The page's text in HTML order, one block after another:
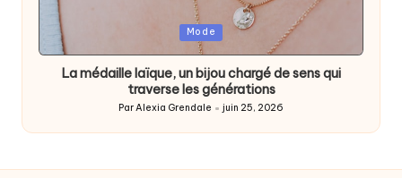
Posted
Mode
La médaille laïque, un bijou chargé de sens qui
traverse les générations
Posted
by
ParAlexia Grendale juin 25, 2026